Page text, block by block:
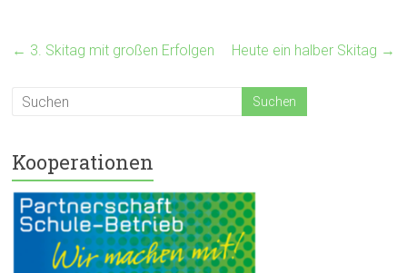
← 3. Skitag mit großen Erfolgen Heute ein halber Skitag →
Kooperationen